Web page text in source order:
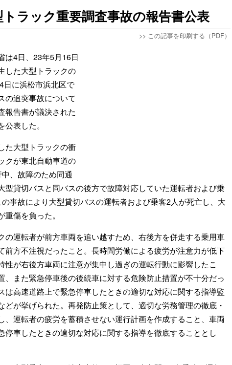
ラック重要調査事故の報告書公表
>> この記事を印刷する（PDF）
は4日、23年5月16日
した大型トラックの
日に浜松市浜北区で
の追突事故について
報告書が議決された
表した。
た大型トラックの衝
クが東北自動車道の
、故障のため同通
型貸切バスと同バスの後方で故障対応していた運転者および乗
事故により大型貸切バスの運転者および乗客2人が死亡し、大
傷を負った。
の運転者が前方車両を追い越すため、右後方を併走する乗用車
前方不注視だったこと。長時間労働による疲労が注意力が低下
性が右後方車両に注意が集中し過ぎの運転行動に影響したこ
、また緊急停車後の後続車に対する危険防止措置が不十分だっ
は高速道路上で緊急停車したときの適切な対応に関する指導監
どが挙げられた。再発防止策として、適切な労務管理の徹底・
、運転者の疲労を蓄積させない運行計画を作成すること、車両
停車したときの適切な対応に関する指導を徹底することとし